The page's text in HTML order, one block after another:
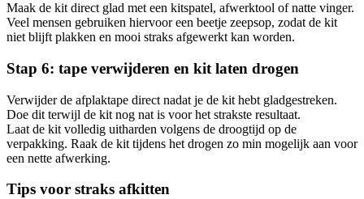
Maak de kit direct glad met een kitspatel, afwerktool of natte vinger.
Veel mensen gebruiken hiervoor een beetje zeepsop, zodat de kit
niet blijft plakken en mooi straks afgewerkt kan worden.
Stap 6: tape verwijderen en kit laten drogen
Verwijder de afplaktape direct nadat je de kit hebt gladgestreken.
Doe dit terwijl de kit nog nat is voor het strakste resultaat.
Laat de kit volledig uitharden volgens de droogtijd op de
verpakking. Raak de kit tijdens het drogen zo min mogelijk aan voor
een nette afwerking.
Tips voor straks afkitten